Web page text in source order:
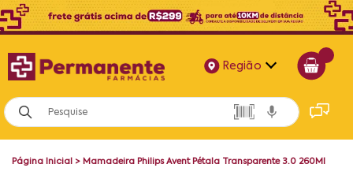
Região
Alagoas
Bahia
Página Inicial > Mamadeira Philips Avent Pétala Transparente 3.0 260Ml